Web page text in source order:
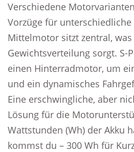
Verschiedene
Vorzüge für unterschiedliche
Mittelmotor sitzt zentral,
Gewichtsverteilung sorgt. S-
einen Hinterradmotor, um
und ein dynamisches
Eine erschwingliche, aber
Lösung für die
Wattstunden (Wh) der Akku
kommst du – 300 Wh für